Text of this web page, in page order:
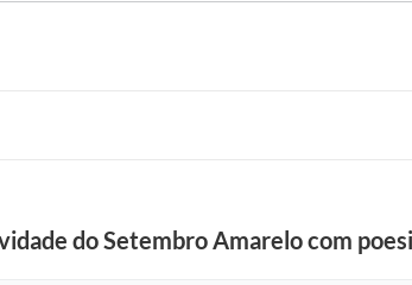
do Setembro Amarelo com